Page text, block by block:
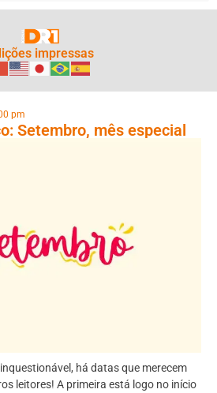
impressas
pm
Setembro, mês especial
há datas que merecem
leitores! A primeira está logo no início